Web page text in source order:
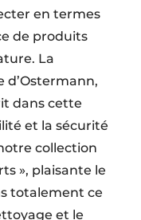
en termes
de produits
La
d’Ostermann,
dans cette
et la sécurité
collection
», plaisante le
totalement ce
et le